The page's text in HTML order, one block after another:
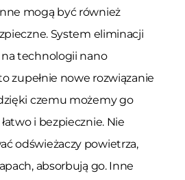
mogą być również
System eliminacji
technologii nano
zupełnie nowe rozwiązanie
czemu możemy go
i bezpiecznie. Nie
odświeżaczy powietrza,
absorbują go. Inne